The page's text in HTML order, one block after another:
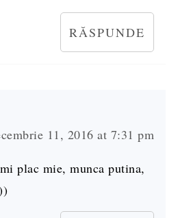
RĂSPUNDE
11, 2016 at 7:31 pm
plac mie, munca putina,